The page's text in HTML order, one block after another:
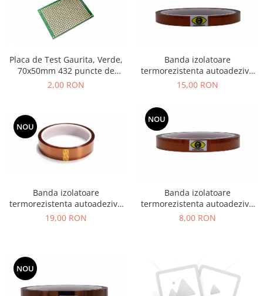
Placa de Test Gaurita, Verde,
70x50mm 432 puncte de
lipire, placa universala
2,00 RON
Banda izolatoare
termorezistenta autoadeziva
poliimida 9mm x 30m 280° C
15,00 RON
NOU
Banda izolatoare
termorezistenta autoadeziva
poliimida 20mm x 30m 280° C
19,00 RON
NOU
Banda izolatoare
termorezistenta autoadeziva
poliimida 12mm x 30m 280° C
8,00 RON
NOU